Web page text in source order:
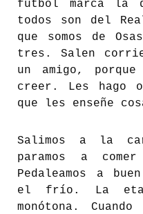
fútbol marca la
todos son del
que somos de
tres. Salen
un amigo,
creer. Les hago
que les enseñe
Salimos a la
paramos a
Pedaleamos a
el frío. La
monótona.